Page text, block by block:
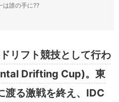
は誰の手に??
リフト競技として行わ
Drifting Cup)。東
渡る激戦を終え、IDC